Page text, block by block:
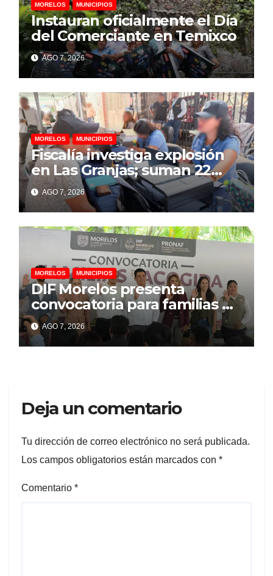
MORELOS MUNICIPIOS
Instauran oficialmente el Día
del Comerciante en Temixco
AGO 7, 2026
MORELOS MUNICIPIOS
Fiscalía investiga explosión
en Las Granjas; suman 22
personas lesionadas y 12
denuncias por daños
AGO 7, 2026
MORELOS MUNICIPIOS
DIF Morelos presenta
convocatoria para familias de
acogida
AGO 7, 2026
Deja un comentario
Tu dirección de correo electrónico no será publicada.
Los campos obligatorios están marcados con *
Comentario *